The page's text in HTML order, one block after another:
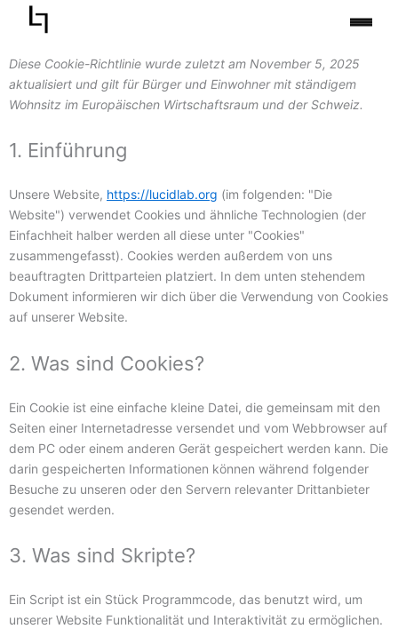
Inhalt
Diese Cookie-Richtlinie wurde zuletzt am November 5, 2025
aktualisiert und gilt für Bürger und Einwohner mit ständigem
Wohnsitz im Europäischen Wirtschaftsraum und der Schweiz.
1. Einführung
Unsere Website, https://lucidlab.org (im folgenden: "Die
Website") verwendet Cookies und ähnliche Technologien (der
Einfachheit halber werden all diese unter "Cookies"
zusammengefasst). Cookies werden außerdem von uns
beauftragten Drittparteien platziert. In dem unten stehendem
Dokument informieren wir dich über die Verwendung von Cookies
auf unserer Website.
2. Was sind Cookies?
Ein Cookie ist eine einfache kleine Datei, die gemeinsam mit den
Seiten einer Internetadresse versendet und vom Webbrowser auf
dem PC oder einem anderen Gerät gespeichert werden kann. Die
darin gespeicherten Informationen können während folgender
Besuche zu unseren oder den Servern relevanter Drittanbieter
gesendet werden.
3. Was sind Skripte?
Ein Script ist ein Stück Programmcode, das benutzt wird, um
unserer Website Funktionalität und Interaktivität zu ermöglichen.
Consent
to
service
wordpress
Consent
to
service
google-
Consent
to
service
complianz
Consent
to
service
sonstiges